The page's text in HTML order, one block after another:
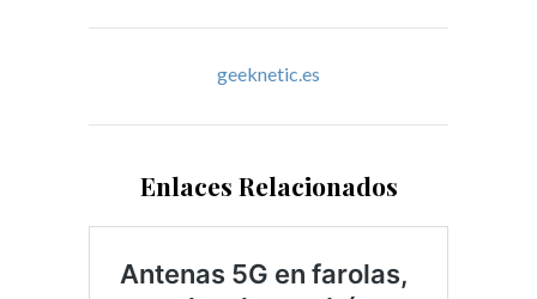
geeknetic.es
Enlaces Relacionados